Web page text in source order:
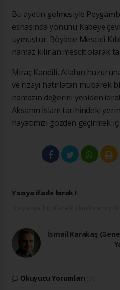
Bu ayetin gelmesiyle
esnasında yönünü Kabeye
uymuştur. Böylece Mescidi
namaz kılınan mescit olarak
Miraç Kandili, Allahın
ve rızayı hatırlatan mübarek
namazın değerini yeniden
Aksanın İslam tarihindeki
hayatımızı gözden geçirmek
Yazıya ifade bırak !
İsmail Karakaş
Okuyucu Yorumları